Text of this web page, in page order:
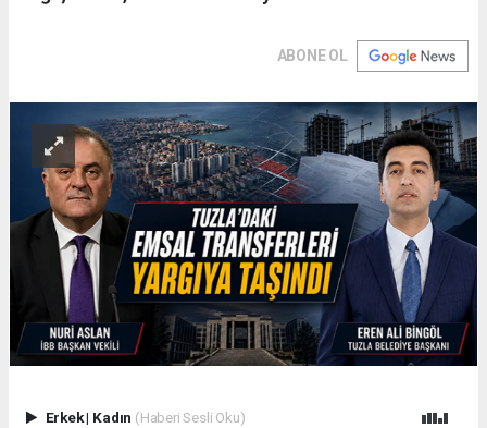
ABONE OL
Erkek| Kadın (Haberi Sesli Oku)